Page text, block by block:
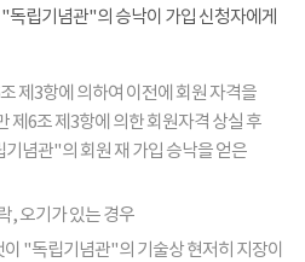
독립기념관"의 승낙이 가입 신청자에게
제3항에 의하여 이전에 회원 자격을
제6조 제3항에 의한 회원자격 상실 후
념관"의 회원 재 가입 승낙을 얻은
, 오기가 있는 경우
"독립기념관"의 기술상 현저히 지장이